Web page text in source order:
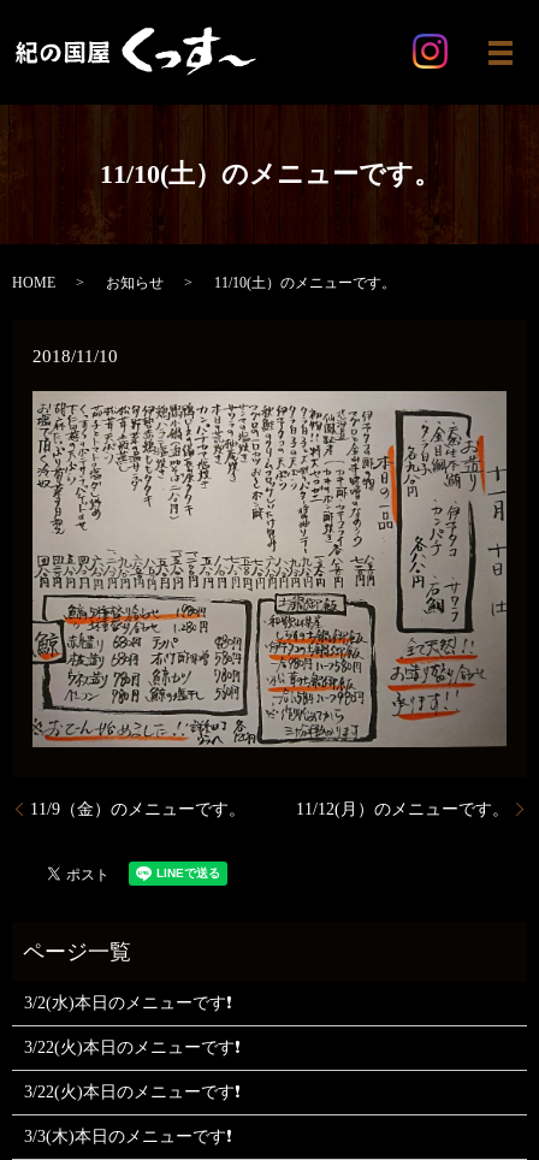
メ
11/10(土）のメニューです。
HOME お知らせ 11/10(土）のメニューです。
2018/11/10
11/9（金）のメニューです。 11/12(月）のメニューです。
3/2(水)本日のメニューです❗
3/22(火)本日のメニューです❗
3/22(火)本日のメニューです❗
3/3(木)本日のメニューです❗